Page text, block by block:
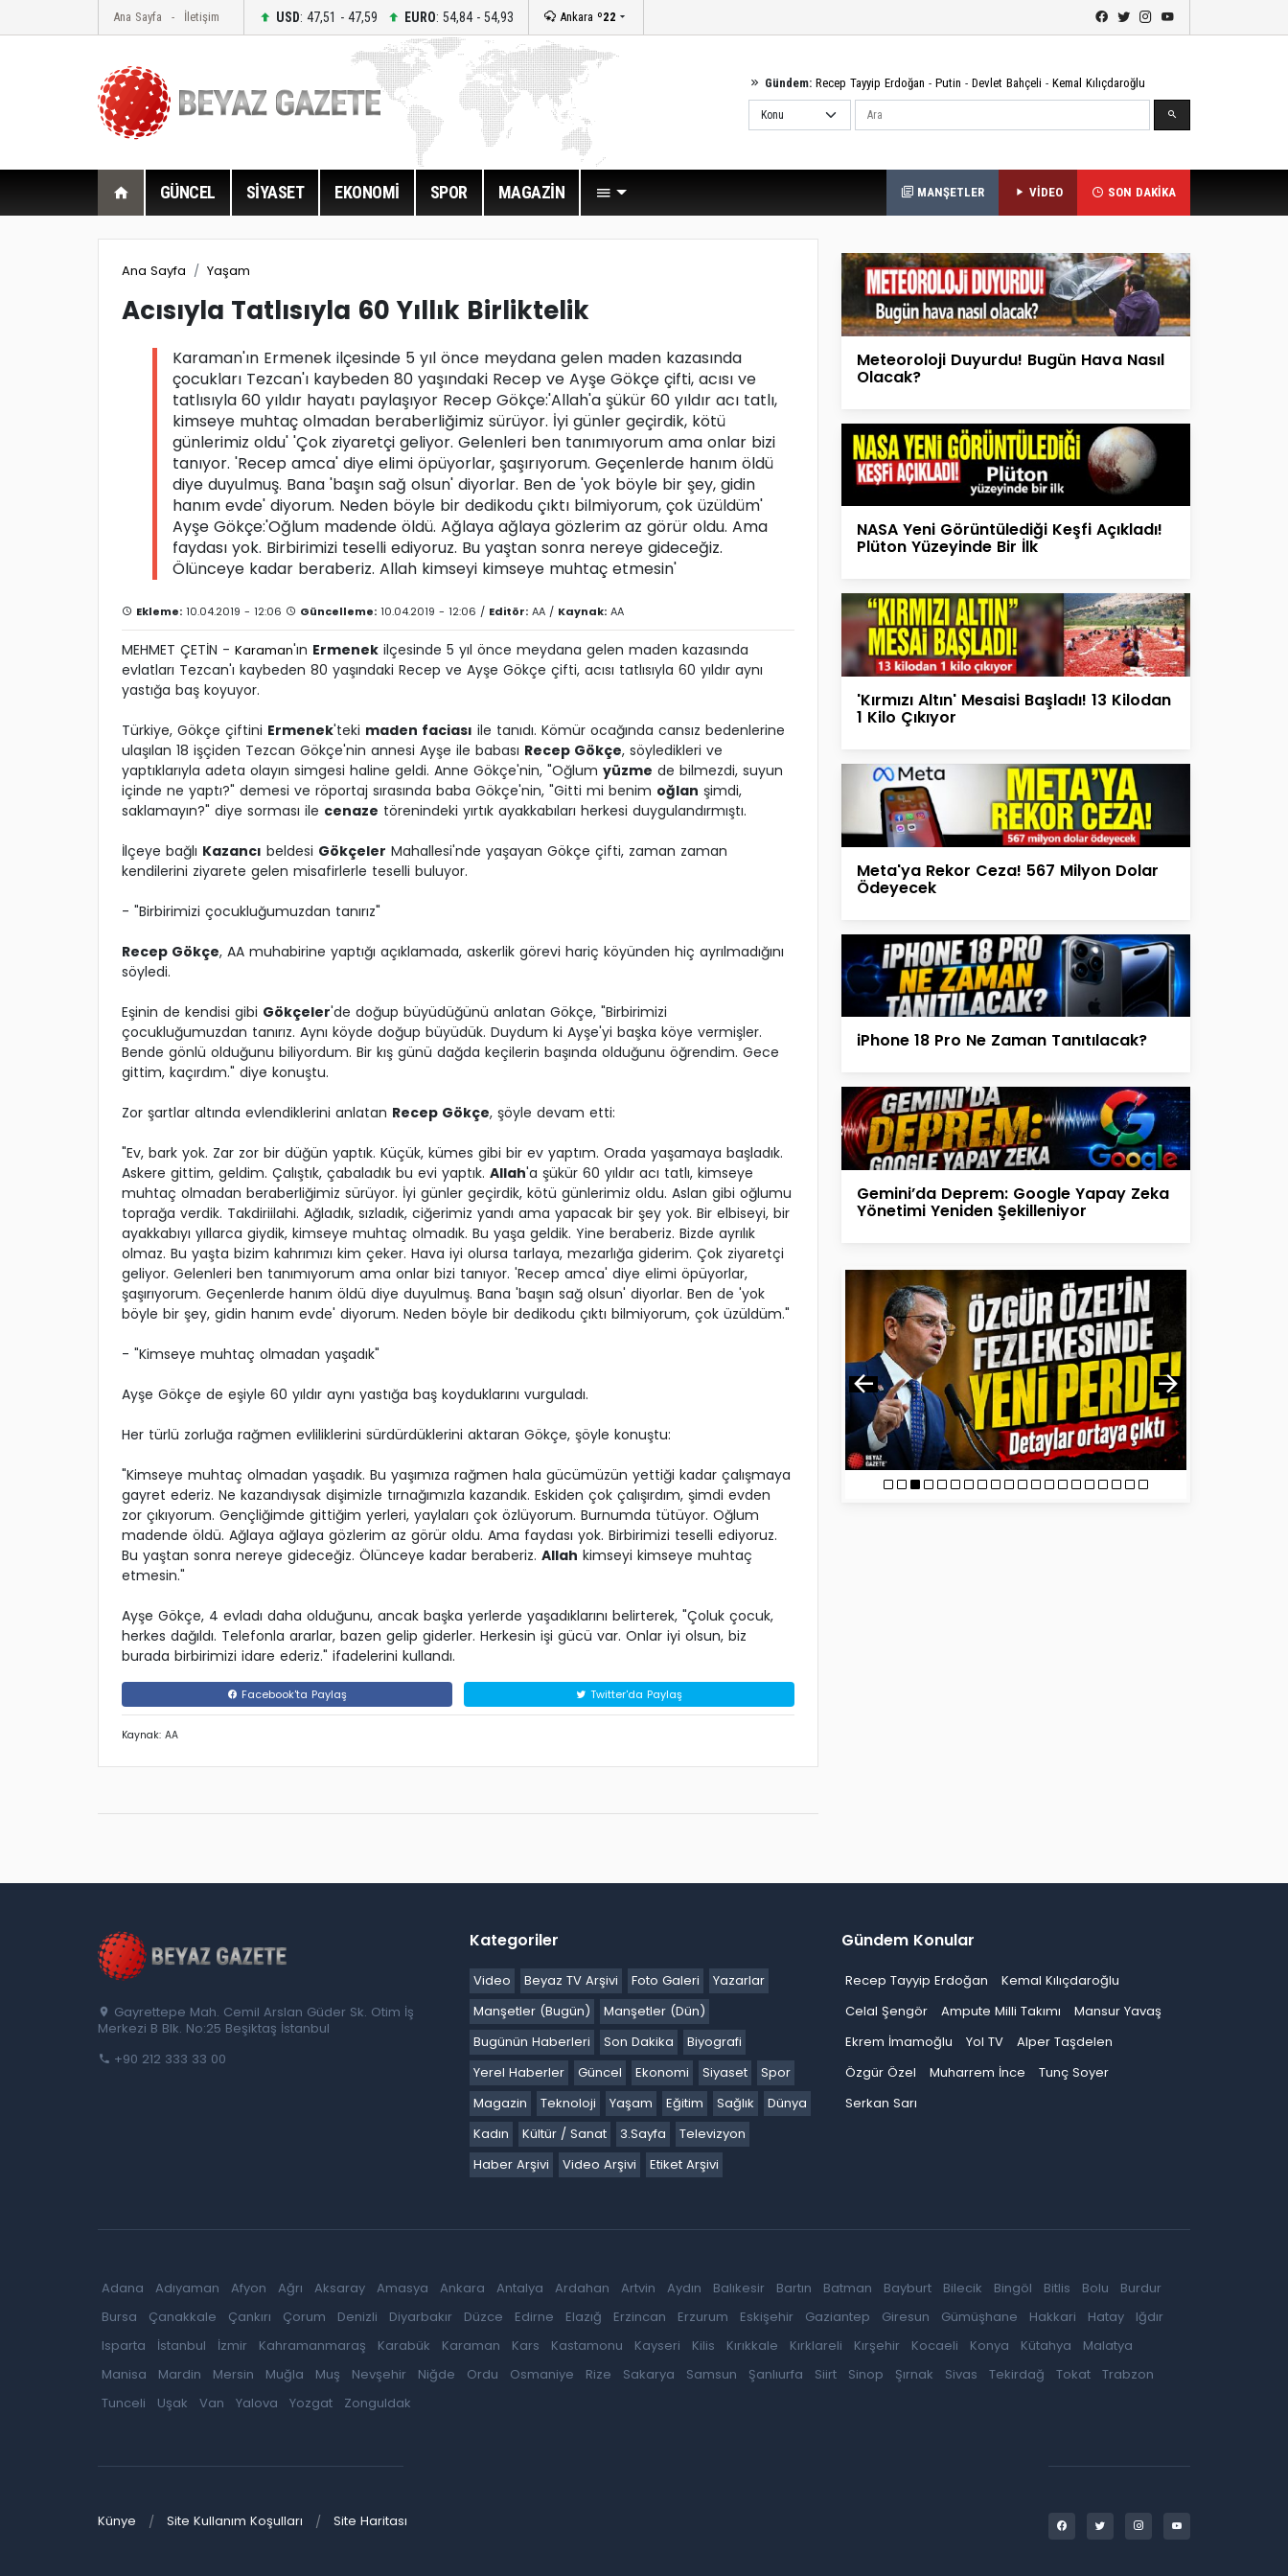
Ana Sayfa İletişim USD: 47,51 - 47,59 EURO: 54,84 - 54,93 Ankara º22
Gündem: Recep Tayyip Erdoğan - Putin - Devlet Bahçeli - Kemal Kılıçdaroğlu
Ara
GÜNCEL SİYASET EKONOMİ SPOR MAGAZİN MANŞETLER VİDEO SON DAKİKA
Ana Sayfa Yaşam
Acısıyla Tatlısıyla 60 Yıllık Birliktelik
Karaman'ın Ermenek ilçesinde 5 yıl önce meydana gelen maden kazasında
çocukları Tezcan'ı kaybeden 80 yaşındaki Recep ve Ayşe Gökçe çifti, acısı ve
tatlısıyla 60 yıldır hayatı paylaşıyor Recep Gökçe:'Allah'a şükür 60 yıldır acı tatlı,
kimseye muhtaç olmadan beraberliğimiz sürüyor. İyi günler geçirdik, kötü
günlerimiz oldu' 'Çok ziyaretçi geliyor. Gelenleri ben tanımıyorum ama onlar bizi
tanıyor. 'Recep amca' diye elimi öpüyorlar, şaşırıyorum. Geçenlerde hanım öldü
diye duyulmuş. Bana 'başın sağ olsun' diyorlar. Ben de 'yok böyle bir şey, gidin
hanım evde' diyorum. Neden böyle bir dedikodu çıktı bilmiyorum, çok üzüldüm'
Ayşe Gökçe:'Oğlum madende öldü. Ağlaya ağlaya gözlerim az görür oldu. Ama
faydası yok. Birbirimizi teselli ediyoruz. Bu yaştan sonra nereye gideceğiz.
Ölünceye kadar beraberiz. Allah kimseyi kimseye muhtaç etmesin'
Ekleme: 10.04.2019 - 12:06 Güncelleme: 10.04.2019 - 12:06 / Editör: AA / Kaynak: AA
MEHMET ÇETİN - Karaman'ın Ermenek ilçesinde 5 yıl önce meydana gelen maden kazasında
evlatları Tezcan'ı kaybeden 80 yaşındaki Recep ve Ayşe Gökçe çifti, acısı tatlısıyla 60 yıldır aynı
yastığa baş koyuyor.
Türkiye, Gökçe çiftini Ermenek'teki maden faciası ile tanıdı. Kömür ocağında cansız bedenlerine
ulaşılan 18 işçiden Tezcan Gökçe'nin annesi Ayşe ile babası Recep Gökçe, söyledikleri ve
yaptıklarıyla adeta olayın simgesi haline geldi. Anne Gökçe'nin, "Oğlum yüzme de bilmezdi, suyun
içinde ne yaptı?" demesi ve röportaj sırasında baba Gökçe'nin, "Gitti mi benim oğlan şimdi,
saklamayın?" diye sorması ile cenaze törenindeki yırtık ayakkabıları herkesi duygulandırmıştı.
İlçeye bağlı Kazancı beldesi Gökçeler Mahallesi'nde yaşayan Gökçe çifti, zaman zaman
kendilerini ziyarete gelen misafirlerle teselli buluyor.
- "Birbirimizi çocukluğumuzdan tanırız"
Recep Gökçe, AA muhabirine yaptığı açıklamada, askerlik görevi hariç köyünden hiç ayrılmadığını
söyledi.
Eşinin de kendisi gibi Gökçeler'de doğup büyüdüğünü anlatan Gökçe, "Birbirimizi
çocukluğumuzdan tanırız. Aynı köyde doğup büyüdük. Duydum ki Ayşe'yi başka köye vermişler.
Bende gönlü olduğunu biliyordum. Bir kış günü dağda keçilerin başında olduğunu öğrendim. Gece
gittim, kaçırdım." diye konuştu.
Zor şartlar altında evlendiklerini anlatan Recep Gökçe, şöyle devam etti:
"Ev, bark yok. Zar zor bir düğün yaptık. Küçük, kümes gibi bir ev yaptım. Orada yaşamaya başladık.
Askere gittim, geldim. Çalıştık, çabaladık bu evi yaptık. Allah'a şükür 60 yıldır acı tatlı, kimseye
muhtaç olmadan beraberliğimiz sürüyor. İyi günler geçirdik, kötü günlerimiz oldu. Aslan gibi oğlumu
toprağa verdik. Takdiriilahi. Ağladık, sızladık, ciğerimiz yandı ama yapacak bir şey yok. Bir elbiseyi, bir
ayakkabıyı yıllarca giydik, kimseye muhtaç olmadık. Bu yaşa geldik. Yine beraberiz. Bizde ayrılık
olmaz. Bu yaşta bizim kahrımızı kim çeker. Hava iyi olursa tarlaya, mezarlığa giderim. Çok ziyaretçi
geliyor. Gelenleri ben tanımıyorum ama onlar bizi tanıyor. 'Recep amca' diye elimi öpüyorlar,
şaşırıyorum. Geçenlerde hanım öldü diye duyulmuş. Bana 'başın sağ olsun' diyorlar. Ben de 'yok
böyle bir şey, gidin hanım evde' diyorum. Neden böyle bir dedikodu çıktı bilmiyorum, çok üzüldüm."
- "Kimseye muhtaç olmadan yaşadık"
Ayşe Gökçe de eşiyle 60 yıldır aynı yastığa baş koyduklarını vurguladı.
Her türlü zorluğa rağmen evliliklerini sürdürdüklerini aktaran Gökçe, şöyle konuştu:
"Kimseye muhtaç olmadan yaşadık. Bu yaşımıza rağmen hala gücümüzün yettiği kadar çalışmaya
gayret ederiz. Ne kazandıysak dişimizle tırnağımızla kazandık. Eskiden çok çalışırdım, şimdi evden
zor çıkıyorum. Gençliğimde gittiğim yerleri, yaylaları çok özlüyorum. Burnumda tütüyor. Oğlum
madende öldü. Ağlaya ağlaya gözlerim az görür oldu. Ama faydası yok. Birbirimizi teselli ediyoruz.
Bu yaştan sonra nereye gideceğiz. Ölünceye kadar beraberiz. Allah kimseyi kimseye muhtaç
etmesin."
Ayşe Gökçe, 4 evladı daha olduğunu, ancak başka yerlerde yaşadıklarını belirterek, "Çoluk çocuk,
herkes dağıldı. Telefonla ararlar, bazen gelip giderler. Herkesin işi gücü var. Onlar iyi olsun, biz
burada birbirimizi idare ederiz." ifadelerini kullandı.
Facebook'ta Paylaş Twitter'da Paylaş
Kaynak: AA
Meteoroloji Duyurdu! Bugün Hava Nasıl
Olacak?
NASA Yeni Görüntülediği Keşfi Açıkladı!
Plüton Yüzeyinde Bir İlk
'Kırmızı Altın' Mesaisi Başladı! 13 Kilodan
1 Kilo Çıkıyor
Meta'ya Rekor Ceza! 567 Milyon Dolar
Ödeyecek
iPhone 18 Pro Ne Zaman Tanıtılacak?
Gemini’da Deprem: Google Yapay Zeka
Yönetimi Yeniden Şekilleniyor
Gayrettepe Mah. Cemil Arslan Güder Sk. Otim İş
Merkezi B Blk. No:25 Beşiktaş İstanbul
+90 212 333 33 00
Kategoriler
Video Beyaz TV Arşivi Foto Galeri
Yazarlar
Manşetler (Bugün)
Manşetler (Dün)
Bugünün Haberleri
Son Dakika
Biyografi
Yerel Haberler
Güncel Ekonomi Siyaset
Spor
Magazin
Teknoloji Yaşam Eğitim Sağlık
Dünya
Kadın
Kültür / Sanat 3.Sayfa
Televizyon
Haber Arşivi
Video Arşivi Etiket Arşivi
Gündem Konular
Recep Tayyip Erdoğan
Kemal Kılıçdaroğlu
Celal Şengör
Ampute Milli Takımı
Mansur Yavaş
Ekrem İmamoğlu
Yol TV
Alper Taşdelen
Özgür Özel
Muharrem İnce
Tunç Soyer
Serkan Sarı
Adana Adıyaman Afyon Ağrı Aksaray Amasya Ankara Antalya Ardahan Artvin Aydın Balıkesir Bartın Batman Bayburt Bilecik Bingöl Bitlis Bolu
Burdur
Bursa
Çanakkale Çankırı Çorum Denizli Diyarbakır Düzce Edirne Elazığ Erzincan Erzurum Eskişehir Gaziantep Giresun Gümüşhane Hakkari Hatay
Iğdır
Isparta
İstanbul İzmir Kahramanmaraş Karabük Karaman Kars Kastamonu Kayseri Kilis Kırıkkale Kırklareli Kırşehir Kocaeli Konya Kütahya
Malatya
Manisa
Mardin Mersin Muğla Muş Nevşehir Niğde Ordu Osmaniye Rize Sakarya Samsun Şanlıurfa Siirt Sinop Şırnak Sivas Tekirdağ Tokat
Trabzon
Tunceli
Uşak Van Yalova Yozgat Zonguldak
Künye Site Kullanım Koşulları Site Haritası